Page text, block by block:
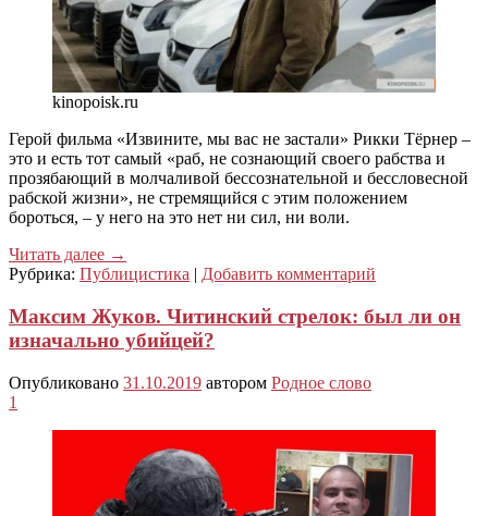
kinopoisk.ru
Герой фильма «Извините, мы вас не застали» Рикки Тёрнер –
это и есть тот самый «раб, не сознающий своего рабства и
прозябающий в молчаливой бессознательной и бессловесной
рабской жизни», не стремящийся с этим положением
бороться, – у него на это нет ни сил, ни воли.
Читать далее →
Рубрика: Публицистика | Добавить комментарий
Максим Жуков. Читинский стрелок: был ли он
изначально убийцей?
Опубликовано 31.10.2019 автором Родное слово
1